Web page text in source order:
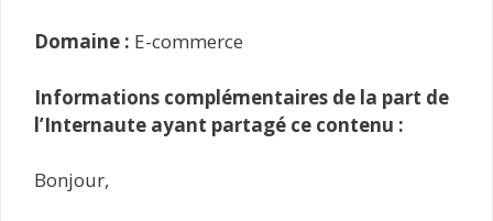
Domaine : E-commerce
Informations complémentaires de la part de
l’Internaute ayant partagé ce contenu :
Bonjour,